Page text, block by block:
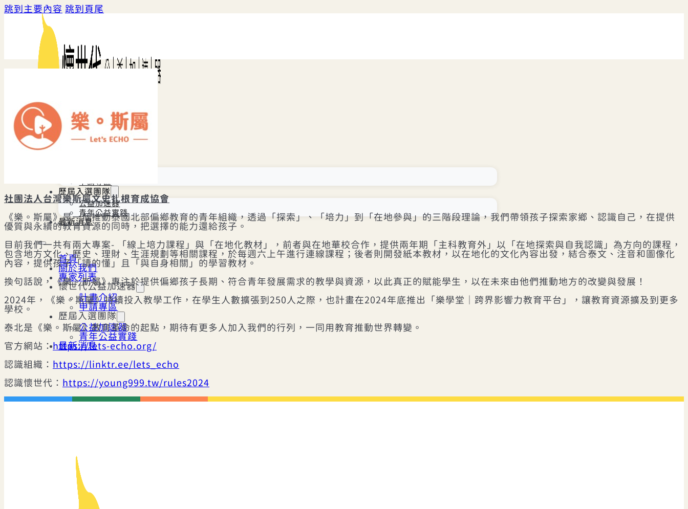
跳到主要內容 跳到頁尾
首頁
關於我們
申請專區
歷屆入選團隊
公益加速器
青年公益實踐
最新消息
首頁
關於我們
專家列表
懷世代公益加速器
計畫介紹
申請專區
歷屆入選團隊
公益加速器
青年公益實踐
最新消息
社團法人台灣樂斯屬文史扎根育成協會
《樂。斯屬》是一個推動泰國北部偏鄉教育的青年組織，透過「探索」、「培力」到「在地參與」的三階段理論，我們帶領孩子探索家鄉、認識自己，在提供
優質與永續的教育資源的同時，把選擇的能力還給孩子。
目前我們一共有兩大專案- 「線上培力課程」與「在地化教材」，前者與在地華校合作，提供兩年期「主科教育外」以「在地探索與自我認識」為方向的課程，
包含地方文化、歷史、理財、生涯規劃等相關課程，於每週六上午進行連線課程；後者則開發紙本教材，以在地化的文化內容出發，結合泰文、注音和圖像化
內容，提供孩子「讀的懂」且「與自身相關」的學習教材。
換句話說，《樂。斯屬》專注於提供偏鄉孩子長期、符合青年發展需求的教學與資源，以此真正的賦能學生，以在未來由他們推動地方的改變與發展！
2024年，《樂。斯屬》持續投入教學工作，在學生人數擴張到250人之際，也計畫在2024年底推出「樂學堂｜跨界影響力教育平台」，讓教育資源擴及到更多
學校。
泰北是《樂。斯屬》教育革命的起點，期待有更多人加入我們的行列，一同用教育推動世界轉變。
官方網站： https://lets-echo.org/
認識組織：
https://linktr.ee/lets_echo
認識懷世代：
https://young999.tw/rules2024